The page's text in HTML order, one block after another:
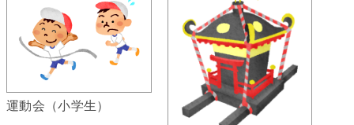
運動会（小学生）